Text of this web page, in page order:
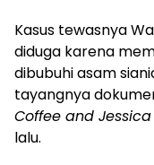
Kasus tewasnya
diduga karena
dibubuhi asam
tayangnya
Coffee and
lalu.